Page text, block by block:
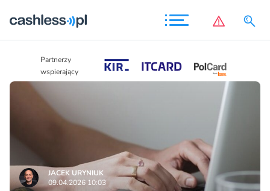
Partnerzy
wspierający
JACEK URYNIUK
09.04.2026 10:03